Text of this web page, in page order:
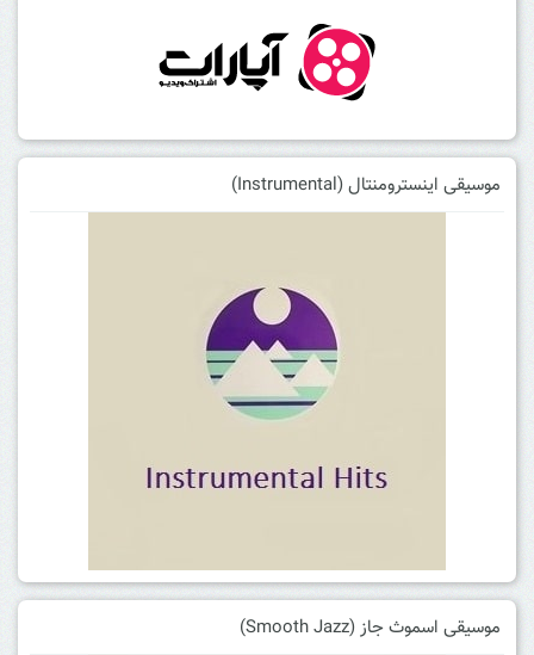
موسیقی اینسترومنتال (Instrumental)
موسیقی اسموث جاز (Smooth Jazz)